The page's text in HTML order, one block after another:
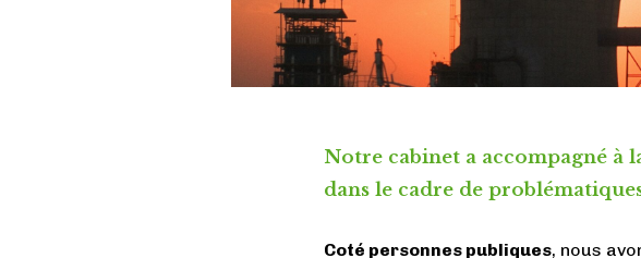
Notre cabinet a accompagné à
dans le cadre de
Coté personnes publiques, nous